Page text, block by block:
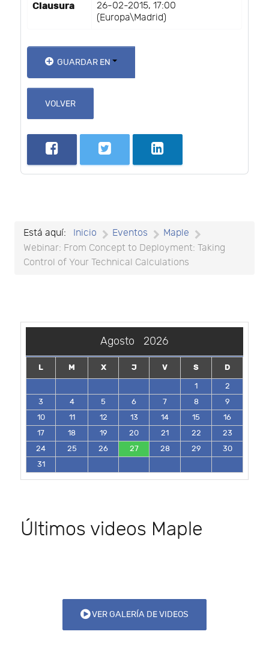
Clausura
26-02-2015, 17:00
(Europa\Madrid)
GUARDAR EN
VOLVER
Está aquí: Inicio Eventos
Maple
Webinar: From Concept to Deployment: Taking
Control of Your Technical Calculations
Agosto 2026
L M X J V S
D
1
2
3
4 5 6 7 8
9
10
11 12 13 14 15
16
17
18 19 20 21 22
23
24
25 26 27 28 29
30
31
Últimos videos Maple
VER GALERÍA DE VIDEOS